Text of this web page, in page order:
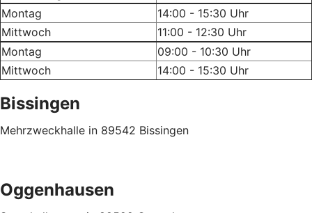
Montag
14:00 - 15:30 Uhr
Mittwoch
11:00 - 12:30 Uhr
Montag
09:00 - 10:30 Uhr
Mittwoch
14:00 - 15:30 Uhr
Bissingen
Mehrzweckhalle in 89542 Bissingen
Oggenhausen